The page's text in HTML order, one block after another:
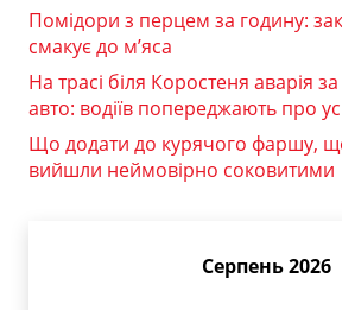
Помідори з перцем за годину:
смакує до м’яса
На трасі біля Коростеня аварія
авто: водіїв попереджають про
Що додати до курячого фаршу,
вийшли неймовірно соковитими
Серпень 2026